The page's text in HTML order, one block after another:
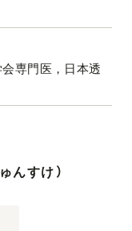
専門医，日本透
んすけ ）